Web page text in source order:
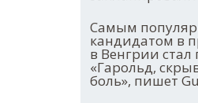
Самым
кандидатом в
в Венгрии стал
«Гарольд,
боль», пишет